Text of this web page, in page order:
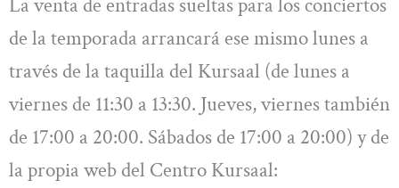
de la temporada arrancará ese mismo lunes a
través de la taquilla del Kursaal (de lunes a
viernes de 11:30 a 13:30. Jueves, viernes también
de 17:00 a 20:00. Sábados de 17:00 a 20:00) y de
la propia web del Centro Kursaal: